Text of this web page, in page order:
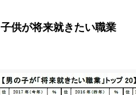
子供が将来就きたい職業